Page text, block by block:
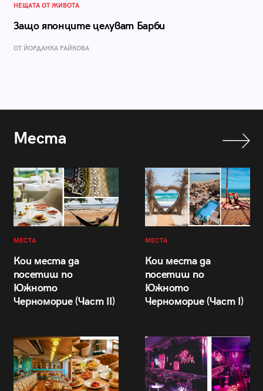
НЕЩАТА ОТ ЖИВОТА
Защо японците целуват Барби
ОТ ЙОРДАНКА РАЙКОВА
Места
МЕСТА
Кои места да
посетиш по
Южното
Черноморие (Част II)
МЕСТА
Кои места да
посетиш по
Южното
Черноморие (Част I)